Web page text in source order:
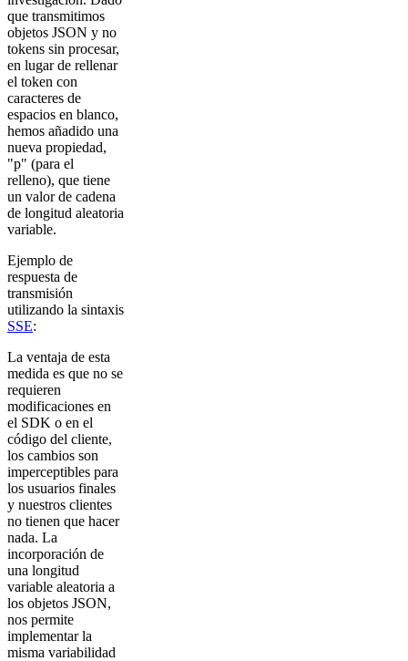
que transmitimos
objetos JSON y no
tokens sin procesar,
en lugar de rellenar
el token con
caracteres de
espacios en blanco,
hemos añadido una
nueva propiedad,
"p" (para el
relleno), que tiene
un valor de cadena
de longitud aleatoria
variable.
Ejemplo de
respuesta de
transmisión
utilizando la sintaxis
SSE:
La ventaja de esta
medida es que no se
requieren
modificaciones en
el SDK o en el
código del cliente,
los cambios son
imperceptibles para
los usuarios finales
y nuestros clientes
no tienen que hacer
nada. La
incorporación de
una longitud
variable aleatoria a
los objetos JSON,
nos permite
implementar la
misma variabilidad